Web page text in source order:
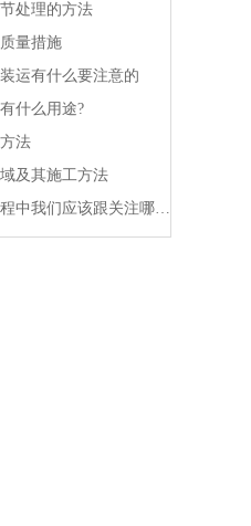
处理的方法
量措施
运有什么要注意的
什么用途?
法
及其施工方法
我们应该跟关注哪些方面